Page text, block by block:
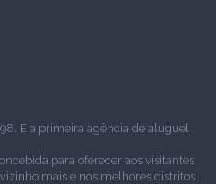
E a primeira agência de aluguel
para oferecer aos visitantes
mais e nos melhores distritos